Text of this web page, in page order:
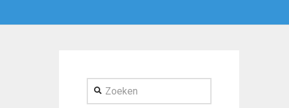
Zoeken